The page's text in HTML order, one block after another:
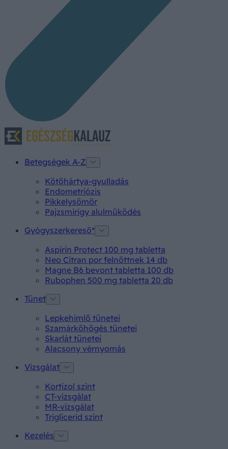
Betegségek A-Z
Kötőhártya-gyulladás
Endometriózis
Pikkelysömör
Pajzsmirigy alulműködés
Gyógyszerkereső*
Aspirin Protect 100 mg tabletta
Neo Citran por felnőttnek 14 db
Magne B6 bevont tabletta 100 db
Rubophen 500 mg tabletta 20 db
Tünet
Lepkehimlő tünetei
Szamárköhögés tünetei
Skarlát tünetei
Alacsony vérnyomás
Vizsgálat
Kortizol szint
CT-vizsgálat
MR-vizsgálat
Triglicerid szint
Kezelés